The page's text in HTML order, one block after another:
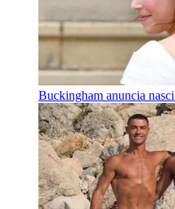
Buckingham anuncia